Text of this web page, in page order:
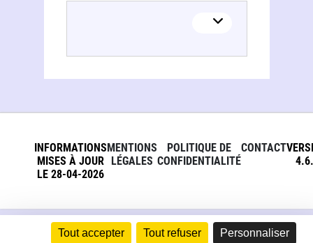
Tout accepter Tout refuser Personnaliser
INFORMATIONS
MISES À JOUR
LE 28-04-2026
MENTIONS
LÉGALES
POLITIQUE DE
CONFIDENTIALITÉ
CONTACT